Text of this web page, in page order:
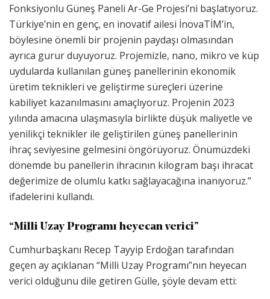
Fonksiyonlu Güneş Paneli Ar-Ge Projesi’ni başlatıyoruz.
Türkiye’nin en genç, en inovatif ailesi İnovaTİM’in,
böylesine önemli bir projenin paydaşı olmasından
ayrıca gurur duyuyoruz. Projemizle, nano, mikro ve küp
uydularda kullanılan güneş panellerinin ekonomik
üretim teknikleri ve geliştirme süreçleri üzerine
kabiliyet kazanılmasını amaçlıyoruz. Projenin 2023
yılında amacına ulaşmasıyla birlikte düşük maliyetle ve
yenilikçi teknikler ile geliştirilen güneş panellerinin
ihraç seviyesine gelmesini öngörüyoruz. Önümüzdeki
dönemde bu panellerin ihracının kilogram başı ihracat
değerimize de olumlu katkı sağlayacağına inanıyoruz.”
ifadelerini kullandı.
“Milli Uzay Programı heyecan verici”
Cumhurbaşkanı Recep Tayyip Erdoğan tarafından
geçen ay açıklanan “Milli Uzay Programı”nın heyecan
verici olduğunu dile getiren Gülle, şöyle devam etti: